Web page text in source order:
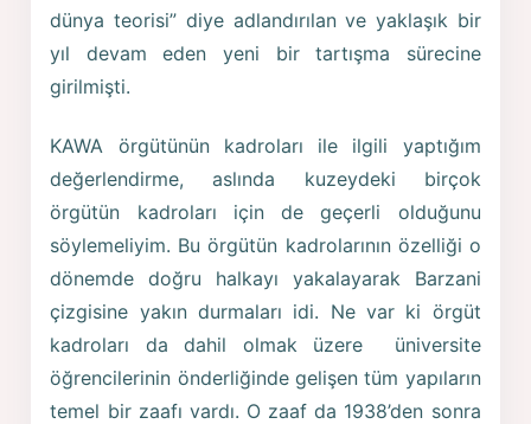
dünya teorisi” diye adlandırılan ve yaklaşık bir
yıl devam eden yeni bir tartışma sürecine
girilmişti.
KAWA örgütünün kadroları ile ilgili yaptığım
değerlendirme, aslında kuzeydeki birçok
örgütün kadroları için de geçerli olduğunu
söylemeliyim. Bu örgütün kadrolarının özelliği o
dönemde doğru halkayı yakalayarak Barzani
çizgisine yakın durmaları idi. Ne var ki örgüt
kadroları da dahil olmak üzere üniversite
öğrencilerinin önderliğinde gelişen tüm yapıların
temel bir zaafı vardı. O zaaf da 1938’den sonra